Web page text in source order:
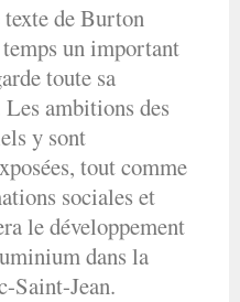
texte de Burton
un important
toute sa
ambitions des
y sont
tout comme
sociales et
le développement
dans la
Saint-Jean.